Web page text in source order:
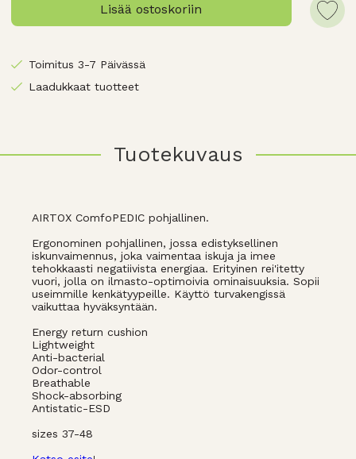
Lisää ostoskoriin
Toimitus 3-7 Päivässä
Laadukkaat tuotteet
Tuotekuvaus
AIRTOX ComfoPEDIC pohjallinen.
Ergonominen pohjallinen, jossa edistyksellinen
iskunvaimennus, joka vaimentaa iskuja ja imee
tehokkaasti negatiivista energiaa. Erityinen rei'itetty
vuori, jolla on ilmasto-optimoivia ominaisuuksia. Sopii
useimmille kenkätyypeille. Käyttö turvakengissä
vaikuttaa hyväksyntään.
Energy return cushion
Lightweight
Anti-bacterial
Odor-control
Breathable
Shock-absorbing
Antistatic-ESD
sizes 37-48